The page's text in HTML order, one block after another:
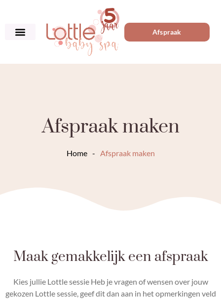
Afspraak
Afspraak maken
Home - Afspraak maken
Maak gemakkelijk een afspraak
Kies jullie Lottle sessie Heb je vragen of wensen over jouw
gekozen Lottle sessie, geef dit dan aan in het opmerkingen veld